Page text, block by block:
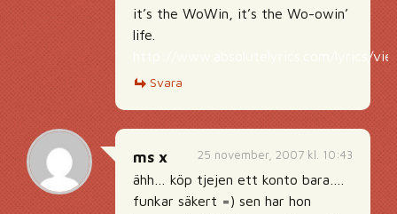
it’s the WoWin, it’s the Wo-owin’
life.
http://www.absolutelyrics.com/lyrics/
Svara
25 november, 2007 kl. 10:43
ms x
ähh… köp tjejen ett konto bara….
funkar säkert =) sen har hon